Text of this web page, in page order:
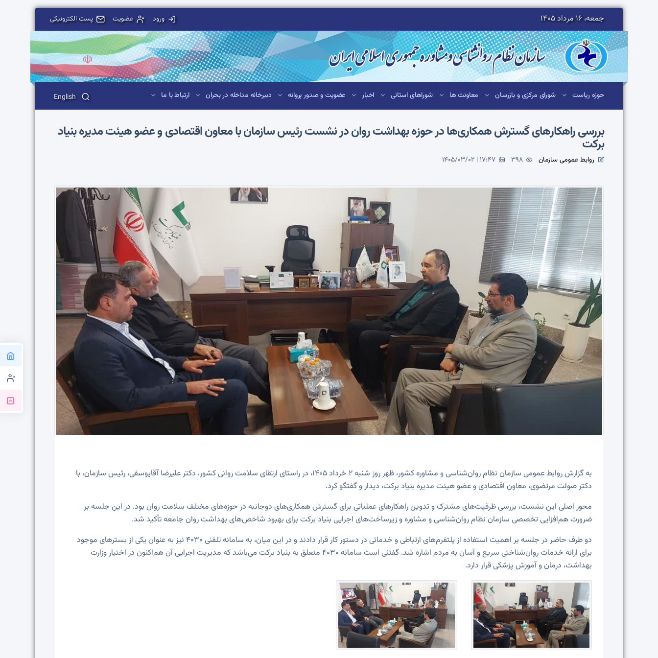
جمعه، 16 مرداد 1405 ورود عضویت پست الکترونیکی
حوزه ریاست شورای مرکزی و بازرسان معاونت ها شوراهای استانی اخبار عضویت و صدور پروانه دبیرخانه مداخله در بحران ارتباط با ما English
بررسی راهکارهای گسترش همکاری‌ها در حوزه بهداشت روان در نشست رئیس سازمان با معاون اقتصادی و عضو هیئت مدیره بنیاد
برکت
روابط عمومی سازمان 398
1405/03/02 | 17:47
به گزارش روابط عمومی سازمان نظام روان‌شناسی و مشاوره کشور، ظهر روز شنبه ۲ خرداد ۱۴۰۵، در راستای ارتقای سلامت روانی کشور، دکتر علیرضا آقایوسفی، رئیس سازمان، با
دکتر صولت مرتضوی، معاون اقتصادی و عضو هیئت مدیره بنیاد برکت، دیدار و گفتگو کرد.
محور اصلی این نشست، بررسی ظرفیت‌های مشترک و تدوین راهکارهای عملیاتی برای گسترش همکاری‌های دوجانبه در حوزه‌های مختلف سلامت روان بود. در این جلسه بر
ضرورت هم‌افزایی تخصصی سازمان نظام روان‌شناسی و مشاوره و زیرساخت‌های اجرایی بنیاد برکت برای بهبود شاخص‌های بهداشت روان جامعه تأکید شد.
دو طرف حاضر در جلسه بر اهمیت استفاده از پلتفرم‌های ارتباطی و خدماتی در دستور کار قرار دادند و در این میان، به سامانه تلفنی ۴۰۳۰ نیز به عنوان یکی از بسترهای موجود
برای ارائه خدمات روان‌شناختی سریع و آسان به مردم اشاره شد. گفتنی است سامانه ۴۰۳۰ متعلق به بنیاد برکت می‌باشد که مدیریت اجرایی آن هم‌اکنون در اختیار وزارت
بهداشت، درمان و آموزش پزشکی قرار دارد.